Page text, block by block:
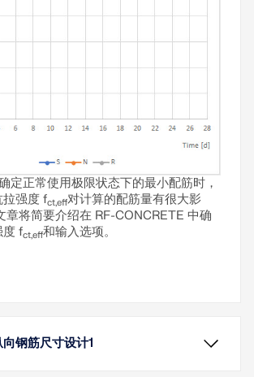
定正常使用极限状态下的最小配筋时，
拉强度 fct,eff对计算的配筋量有很大影
章将简要介绍在 RF-CONCRETE 中确
度 fct,eff和输入选项。
钢筋尺寸设计1